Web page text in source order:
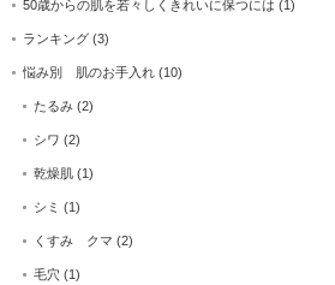
50歳からの肌を若々しくきれいに保つには (1)
ランキング (3)
悩み別 肌のお手入れ (10)
たるみ (2)
シワ (2)
乾燥肌 (1)
シミ (1)
くすみ クマ (2)
毛穴 (1)